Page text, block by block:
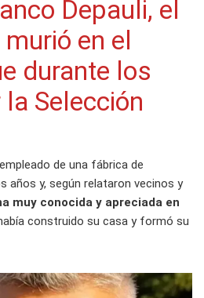
Depauli, el
en el
durante los
Selección
de una fábrica de
años y, según relataron vecinos y
muy conocida y apreciada en
construido su casa y formó su